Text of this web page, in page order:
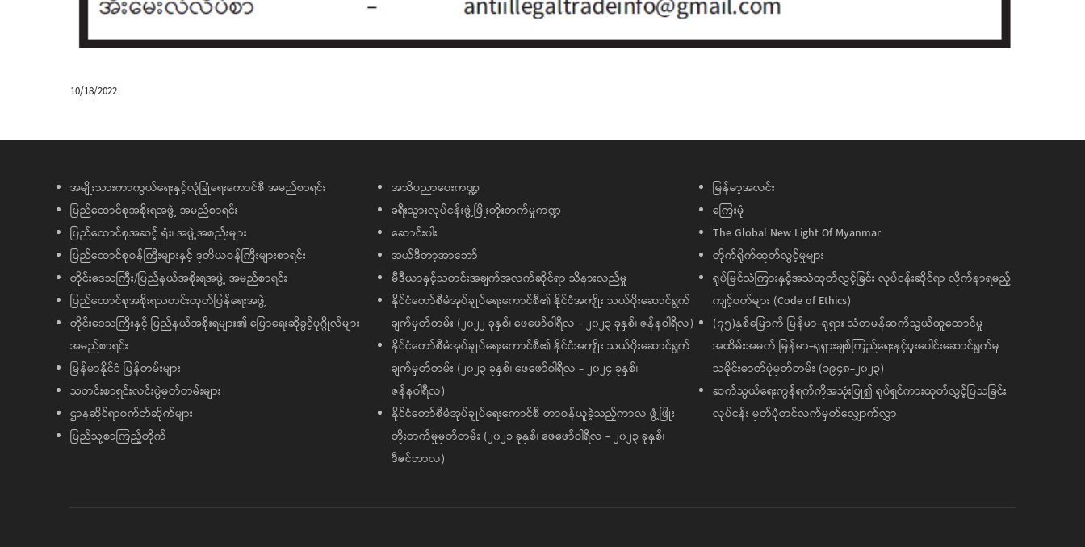
10/18/2022
အမျိုးသားကာကွယ်ရေးနှင့်လုံခြုံရေးကောင်စီ အမည်စာရင်း
ပြည်ထောင်စုအစိုးရအဖွဲ့ အမည်စာရင်း
ပြည်ထောင်စုအဆင့် ရုံး၊ အဖွဲ့အစည်းများ
ပြည်ထောင်စုဝန်ကြီးများနှင့် ဒုတိယဝန်ကြီးများစာရင်း
တိုင်းဒေသကြီး/ပြည်နယ်အစိုးရအဖွဲ့ အမည်စာရင်း
ပြည်ထောင်စုအစိုးရသတင်းထုတ်ပြန်ရေးအဖွဲ့
တိုင်းဒေသကြီးနှင့် ပြည်နယ်အစိုးရများ၏ ပြောရေးဆိုခွင့်ပုဂ္ဂိုလ်များ
အမည်စာရင်း
မြန်မာနိုင်ငံ ပြန်တမ်းများ
သတင်းစာရှင်းလင်းပွဲမှတ်တမ်းများ
ဌာနဆိုင်ရာဝက်ဘ်ဆိုက်များ
ပြည်သူ့စာကြည့်တိုက်
အသိပညာပေးကဏ္ဍ
ခရီးသွားလုပ်ငန်းဖွံ့ဖြိုးတိုးတက်မှုကဏ္ဍ
ဆောင်းပါး
အယ်ဒီတာ့အာဘော်
မီဒီယာနှင့်သတင်းအချက်အလက်ဆိုင်ရာ သိနားလည်မှု
နိုင်ငံတော်စီမံအုပ်ချုပ်ရေးကောင်စီ၏ နိုင်ငံအကျိုး သယ်ပိုးဆောင်ရွက်
ချက်မှတ်တမ်း (၂၀၂၂ ခုနှစ်၊ ဖေဖော်ဝါရီလ - ၂၀၂၃ ခုနှစ်၊ ဇန်နဝါရီလ)
နိုင်ငံတော်စီမံအုပ်ချုပ်ရေးကောင်စီ၏ နိုင်ငံအကျိုး သယ်ပိုးဆောင်ရွက်
ချက်မှတ်တမ်း (၂၀၂၃ ခုနှစ်၊ ဖေဖော်ဝါရီလ - ၂၀၂၄ ခုနှစ်၊
ဇန်နဝါရီလ)
နိုင်ငံတော်စီမံအုပ်ချုပ်ရေးကောင်စီ တာဝန်ယူခဲ့သည့်ကာလ ဖွံ့ဖြိုး
တိုးတက်မှုမှတ်တမ်း (၂၀၂၁ ခုနှစ်၊ ဖေဖော်ဝါရီလ - ၂၀၂၃ ခုနှစ်၊
ဒီဇင်ဘာလ)
မြန်မာ့အလင်း
ကြေးမုံ
The Global New Light Of Myanmar
တိုက်ရိုက်ထုတ်လွှင့်မှုများ
ရုပ်မြင်သံကြားနှင့်အသံထုတ်လွှင့်ခြင်း လုပ်ငန်းဆိုင်ရာ လိုက်နာရမည့်
ကျင့်ဝတ်များ (Code of Ethics)
(၇၅)နှစ်မြောက် မြန်မာ-ရုရှား သံတမန်ဆက်သွယ်ထူထောင်မှု
အထိမ်းအမှတ် မြန်မာ-ရုရှားချစ်ကြည်ရေးနှင့်ပူးပေါင်းဆောင်ရွက်မှု
သမိုင်းဓာတ်ပုံမှတ်တမ်း (၁၉၄၈-၂၀၂၃)
ဆက်သွယ်ရေးကွန်ရက်ကိုအသုံးပြု၍ ရုပ်ရှင်ကားထုတ်လွှင့်ပြသခြင်း
လုပ်ငန်း မှတ်ပုံတင်လက်မှတ်လျှောက်လွှာ